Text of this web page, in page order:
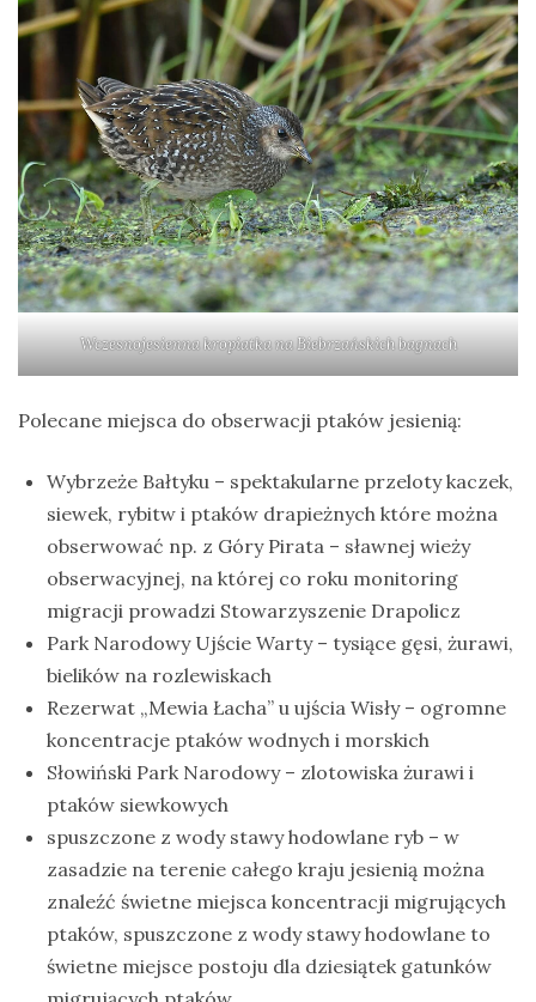
Wczesnojesienna kropiatka na Biebrzańskich bagnach
Polecane miejsca do obserwacji ptaków jesienią:
Wybrzeże Bałtyku – spektakularne przeloty kaczek,
siewek, rybitw i ptaków drapieżnych które można
obserwować np. z Góry Pirata – sławnej wieży
obserwacyjnej, na której co roku monitoring
migracji prowadzi Stowarzyszenie Drapolicz
Park Narodowy Ujście Warty – tysiące gęsi, żurawi,
bielików na rozlewiskach
Rezerwat „Mewia Łacha” u ujścia Wisły – ogromne
koncentracje ptaków wodnych i morskich
Słowiński Park Narodowy – zlotowiska żurawi i
ptaków siewkowych
spuszczone z wody stawy hodowlane ryb – w
zasadzie na terenie całego kraju jesienią można
znaleźć świetne miejsca koncentracji migrujących
ptaków, spuszczone z wody stawy hodowlane to
świetne miejsce postoju dla dziesiątek gatunków